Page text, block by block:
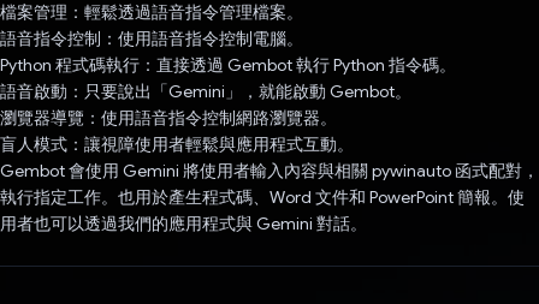
檔案管理：輕鬆透過語音指令管理檔案。
語音指令控制：使用語音指令控制電腦。
Python 程式碼執行：直接透過 Gembot 執行 Python 指令碼。
語音啟動：只要說出「Gemini」，就能啟動 Gembot。
瀏覽器導覽：使用語音指令控制網路瀏覽器。
盲人模式：讓視障使用者輕鬆與應用程式互動。
Gembot 會使用 Gemini 將使用者輸入內容與相關 pywinauto 函式配對，
執行指定工作。也用於產生程式碼、Word 文件和 PowerPoint 簡報。使
用者也可以透過我們的應用程式與 Gemini 對話。